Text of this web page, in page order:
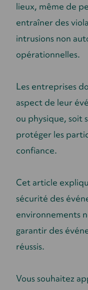
lieux, même de
entraîner des
intrusions non
opérationnelles.
Les entreprises
aspect de leur
ou physique, soit
protéger les
confiance.
Cet article
sécurité des
environnements
garantir des
réussis.
Vous souhaitez